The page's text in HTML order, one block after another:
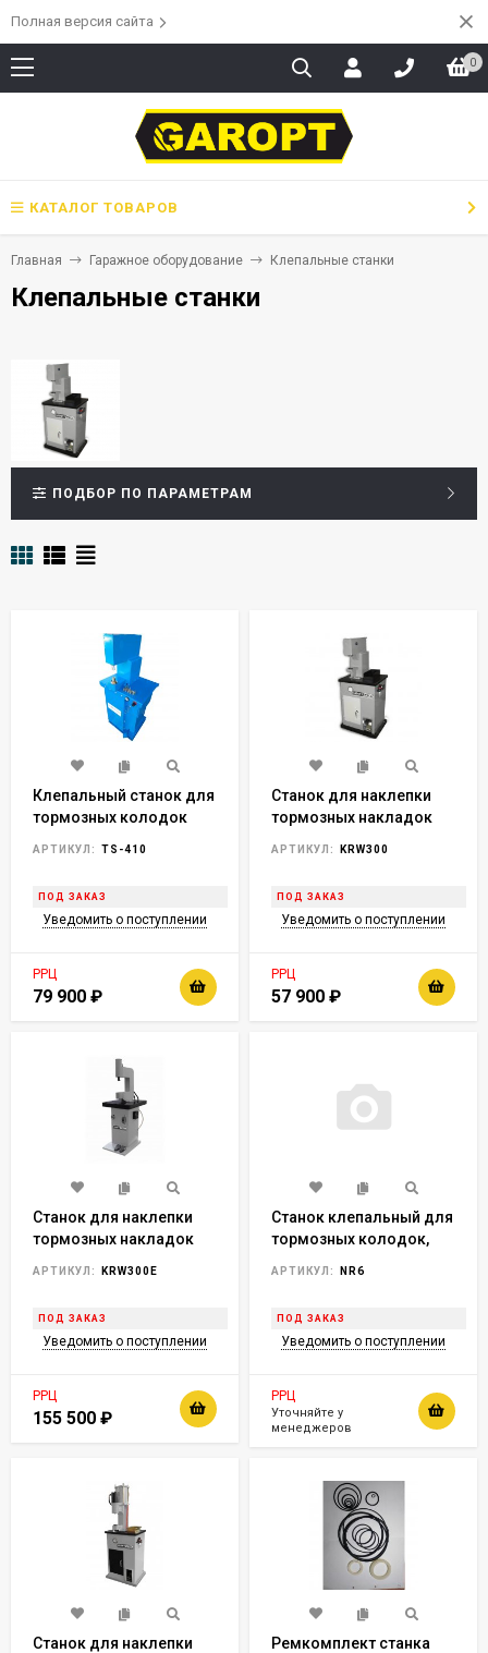
Полная версия сайта
0
КАТАЛОГ ТОВАРОВ
Главная Гаражное оборудование Клепальные станки
Клепальные станки
ПОДБОР ПО ПАРАМЕТРАМ
Клепальный станок для
тормозных колодок
АРТИКУЛ: TS-410
ПОД ЗАКАЗ
Уведомить о поступлении
РРЦ
79 900 ₽
Станок для наклепки
тормозных накладок
АРТИКУЛ: KRW300
ПОД ЗАКАЗ
Уведомить о поступлении
РРЦ
57 900 ₽
Станок для наклепки
тормозных накладок
АРТИКУЛ: KRW300E
ПОД ЗАКАЗ
Уведомить о поступлении
РРЦ
155 500 ₽
Станок клепальный для
тормозных колодок,
АРТИКУЛ: NR6
ПОД ЗАКАЗ
Уведомить о поступлении
РРЦ
Уточняйте у
менеджеров
Станок для наклепки
Ремкомплект станка